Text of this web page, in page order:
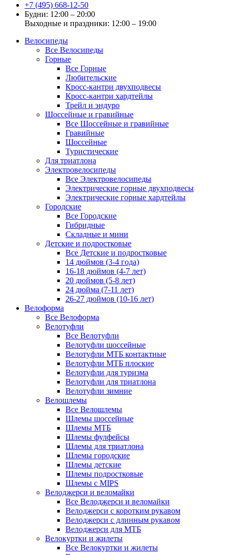
+7 (495) 668-12-50
Будни: 12:00 – 20:00
Выходные и праздники: 12:00 – 19:00
Велосипеды
Все Велосипеды
Горные
Все Горные
Любительские
Кросс-кантри двухподвесы
Кросс-кантри хардтейлы
Трейл и эндуро
Шоссейные и гравийные
Все Шоссейные и гравийные
Гравийные
Шоссейные
Туристические
Для триатлона
Электровелосипеды
Все Электровелосипеды
Электрические горные двухподвесы
Электрические горные хардтейлы
Городские
Все Городские
Гибридные
Складные и мини
Детские и подростковые
Все Детские и подростковые
14 дюймов (3-4 года)
16-18 дюймов (4-7 лет)
20 дюймов (5-8 лет)
24 дюйма (7-11 лет)
26-27 дюймов (10-16 лет)
Велоформа
Все Велоформа
Велотуфли
Все Велотуфли
Велотуфли шоссейные
Велотуфли МТБ контактные
Велотуфли МТБ плоские
Велотуфли для туризма
Велотуфли для триатлона
Велотуфли зимние
Велошлемы
Все Велошлемы
Шлемы шоссейные
Шлемы МТБ
Шлемы фулфейсы
Шлемы для триатлона
Шлемы городские
Шлемы детские
Шлемы подростковые
Шлемы с MIPS
Велоджерси и веломайки
Все Велоджерси и веломайки
Велоджерси с коротким рукавом
Велоджерси с длинным рукавом
Велоджерси для МТБ
Велокуртки и жилеты
Все Велокуртки и жилеты